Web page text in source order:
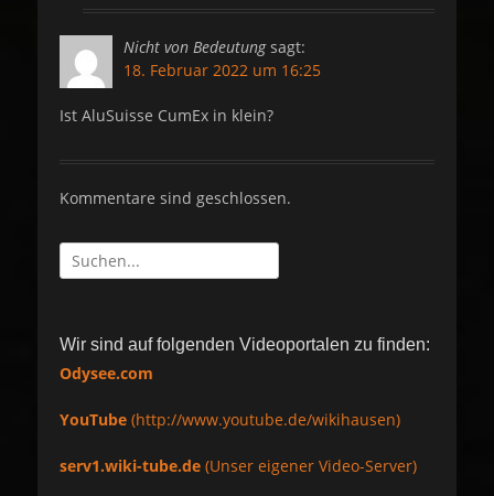
Nicht von Bedeutung sagt:
18. Februar 2022 um 16:25
Ist AluSuisse CumEx in klein?
Kommentare sind geschlossen.
Suche
nach:
Wir sind auf folgenden Videoportalen zu finden:
Odysee.com
YouTube (http://www.youtube.de/wikihausen)
serv1.wiki-tube.de (Unser eigener Video-Server)